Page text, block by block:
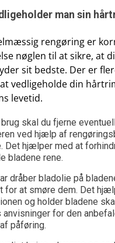
man sin
rengøring er
nøglen til at sikre, at
sit bedste. Der er
vedligeholde din
levetid.
brug skal du fjerne
ved hjælp af
Det hjælper med at
bladene rene.
dråber bladolie på
at smøre dem. Det
og holder bladene
anvisninger for den
påføring.